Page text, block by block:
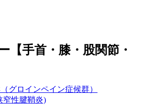
【手首・膝・股関節・
グロインペイン症候群）
窄性腱鞘炎)